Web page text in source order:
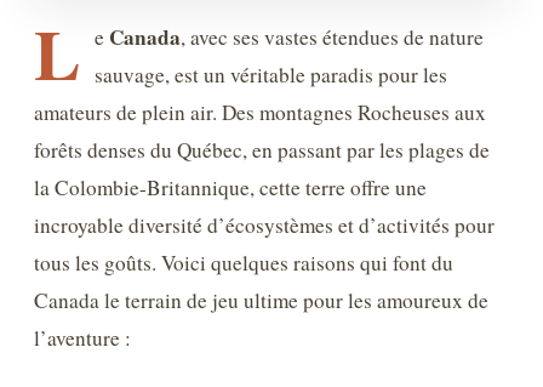
L e Canada, avec ses vastes étendues de nature
sauvage, est un véritable paradis pour les
amateurs de plein air. Des montagnes Rocheuses aux
forêts denses du Québec, en passant par les plages de
la Colombie-Britannique, cette terre offre une
incroyable diversité d’écosystèmes et d’activités pour
tous les goûts. Voici quelques raisons qui font du
Canada le terrain de jeu ultime pour les amoureux de
l’aventure :